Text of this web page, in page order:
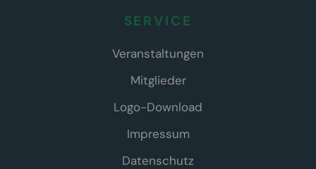
SERVICE
Veranstaltungen
Mitglieder
Logo-Download
Impressum
Datenschutz